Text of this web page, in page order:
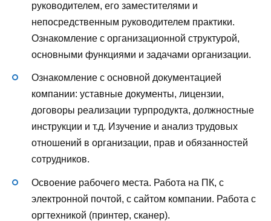
руководителем, его заместителями и
непосредственным руководителем практики.
Ознакомление с организационной структурой,
основными функциями и задачами организации.
Ознакомление с основной документацией
компании: уставные документы, лицензии,
договоры реализации турпродукта, должностные
инструкции и т.д. Изучение и анализ трудовых
отношений в организации, прав и обязанностей
сотрудников.
Освоение рабочего места. Работа на ПК, с
электронной почтой, с сайтом компании. Работа с
оргтехникой (принтер, сканер).